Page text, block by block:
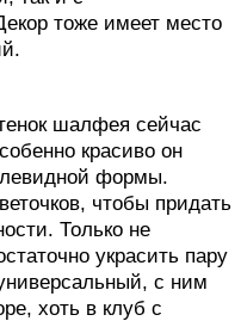
тоже имеет место
шалфея сейчас
красиво он
формы.
чтобы придать
Только не
украсить пару
с ним
хоть в клуб с